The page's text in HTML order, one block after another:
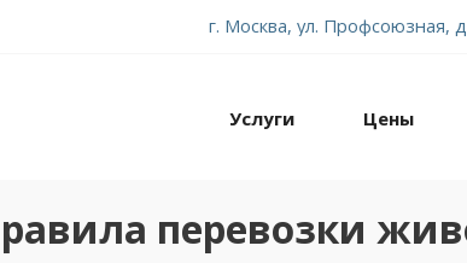
г. Москва, ул. Профсоюзная,
Услуги Цены
перевозки